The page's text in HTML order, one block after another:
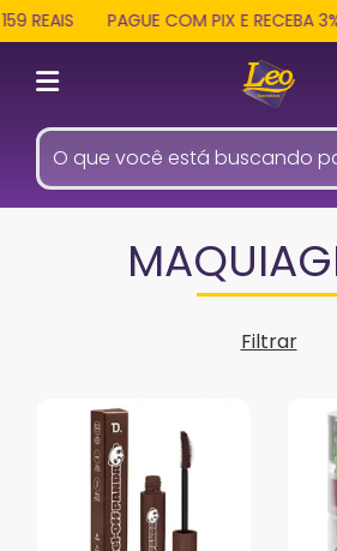
PAGUE COM PIX E RECEBA 3%
Filtrar